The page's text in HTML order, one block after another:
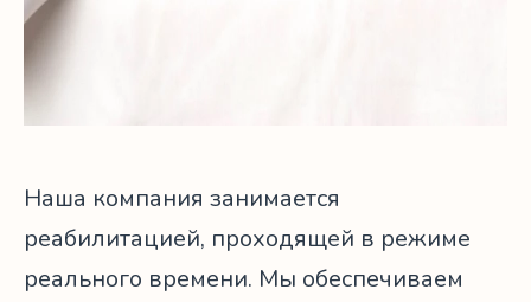
Наша компания занимается
реабилитацией, проходящей в режиме
реального времени. Мы обеспечиваем